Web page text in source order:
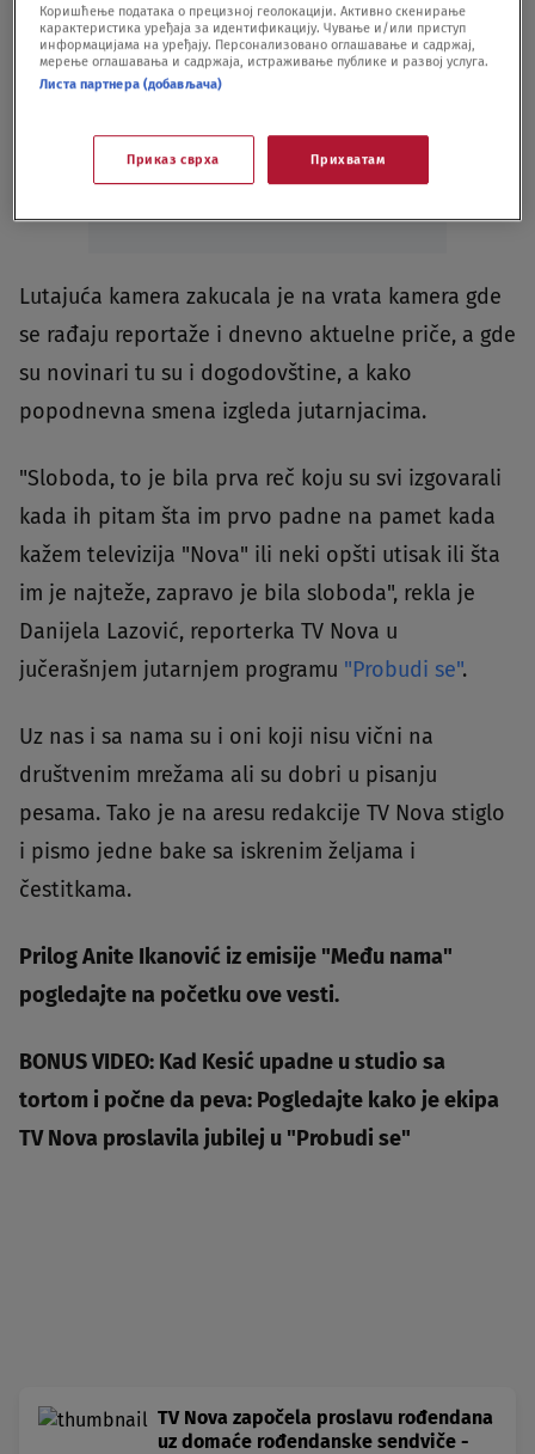
Lutajuća kamera zakucala je na vrata kamera gde
se rađaju reportaže i dnevno aktuelne priče, a gde
su novinari tu su i dogodovštine, a kako
popodnevna smena izgleda jutarnjacima.
"Sloboda, to je bila prva reč koju su svi izgovarali
kada ih pitam šta im prvo padne na pamet kada
kažem televizija "Nova" ili neki opšti utisak ili šta
im je najteže, zapravo je bila sloboda", rekla je
Danijela Lazović, reporterka TV Nova u
jučerašnjem jutarnjem programu "Probudi se".
Uz nas i sa nama su i oni koji nisu vični na
društvenim mrežama ali su dobri u pisanju
pesama. Tako je na aresu redakcije TV Nova stiglo
i pismo jedne bake sa iskrenim željama i
čestitkama.
Prilog Anite Ikanović iz emisije "Među nama"
pogledajte na početku ove vesti.
BONUS VIDEO: Kad Kesić upadne u studio sa
tortom i počne da peva: Pogledajte kako je ekipa
TV Nova proslavila jubilej u "Probudi se"
TV Nova započela proslavu rođendana
uz domaće rođendanske sendviče -
Коришћење података о прецизној геолокацији. Активно скенирање
карактеристика уређаја за идентификацију. Чување и/или приступ
информацијама на уређају. Персонализовано оглашавање и садржај,
мерење оглашавања и садржаја, истраживање публике и развој услуга.
Листа партнера (добављача)
Приказ сврха Прихватам